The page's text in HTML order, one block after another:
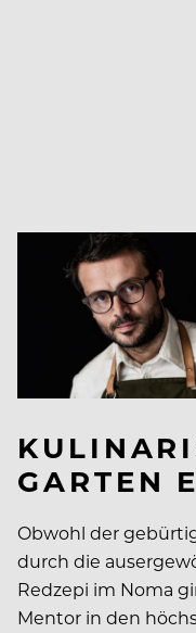
GARTEN
Obwohl der
durch die
Redzepi im Noma
Mentor in den